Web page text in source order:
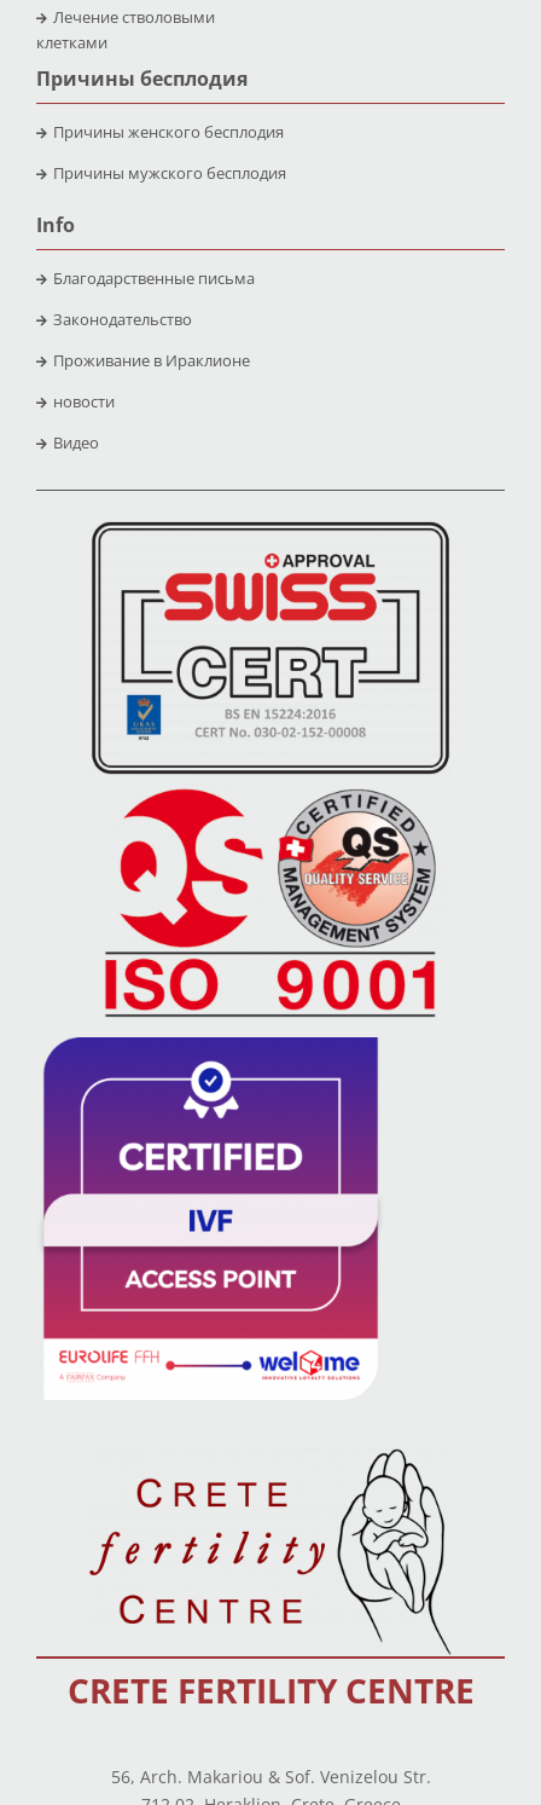
Лечение стволовыми
клетками
Причины бесплодия
Причины женского бесплодия
Причины мужского бесплодия
Info
Благодарственные письма
Законодательство
Проживание в Ираклионе
новости
Видео
CRETE FERTILITY CENTRE
56, Arch. Makariou & Sof. Venizelou Str.